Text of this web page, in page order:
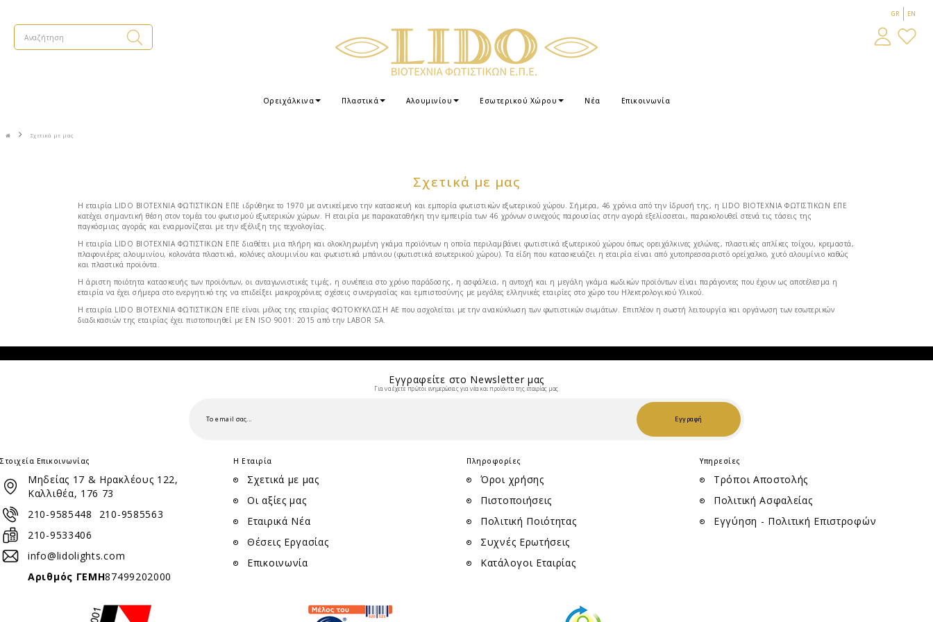
GR EN
Ορειχάλκινα Πλαστικά Αλουμινίου Εσωτερικού Χώρου Νέα Επικοινωνία
Σχετικά με μας
σχετικά με μας
Η εταιρία LIDO BIOTEXNIA ΦΩΤΙΣΤΙΚΩΝ ΕΠΕ ιδρύθηκε το 1970 με αντικείμενο την κατασκευή και εμπορία φωτιστικών εξωτερικού χώρου. Σήμερα, 46 χρόνια από την ίδρυσή της, η LIDO BIOTEXNIA ΦΩΤΙΣΤΙΚΩΝ ΕΠΕ
κατέχει σημαντική θέση στον τομέα του φωτισμού εξωτερικών χώρων. Η εταιρία με παρακαταθήκη την εμπειρία των 46 χρόνων συνεχούς παρουσίας στην αγορά εξελίσσεται, παρακολουθεί στενά τις τάσεις της
παγκόσμιας αγοράς και εναρμονίζεται με την εξέλιξη της τεχνολογίας.
Η εταιρία LIDO ΒΙΟΤΕΧΝΙΑ ΦΩΤΙΣΤΙΚΩΝ ΕΠΕ διαθέτει μια πλήρη και ολοκληρωμένη γκάμα προϊόντων η οποία περιλαμβάνει φωτιστικά εξωτερικού χώρου όπως ορειχάλκινες χελώνες, πλαστικές απλίκες τοίχου, κρεμαστά,
πλαφονιέρες αλουμινίου, κολονάτα πλαστικά, κολόνες αλουμινίου και φωτιστικά μπάνιου (φωτιστικά εσωτερικού χώρου). Τα είδη που κατασκευάζει η εταιρία είναι από χυτοπρεσσαριστό ορείχαλκο, χυτό αλουμίνιο καθώς
και πλαστικά προϊόντα.
Η άριστη ποιότητα κατασκευής των προϊόντων, οι ανταγωνιστικές τιμές, η συνέπεια στο χρόνο παράδοσης, η ασφάλεια, η αντοχή και η μεγάλη γκάμα κωδικών προϊόντων είναι παράγοντες που έχουν ως αποτέλεσμα η
εταιρία να έχει σήμερα στο ενεργητικό της να επιδείξει μακροχρόνιες σχέσεις συνεργασίας και εμπιστοσύνης με μεγάλες ελληνικές εταιρίες στο χώρο του Ηλεκτρολογικού Υλικού.
Η εταιρία LIDO BIOTEXNIA ΦΩΤΙΣΤΙΚΩΝ ΕΠΕ είναι μέλος της εταιρίας ΦΩΤΟΚΥΚΛΩΣΗ ΑΕ που ασχολείται με την ανακύκλωση των φωτιστικών σωμάτων. Επιπλέον η σωστή λειτουργία και οργάνωση των εσωτερικών
διαδικασιών της εταιρίας έχει πιστοποιηθεί με EN ISO 9001: 2015 από την LABOR SA.
Εγγραφείτε στο Νewsletter μας
Για να έχετε πρώτοι ενημερώσεις για νέα και προίόντα της εταιρίας μας
Εγγραφή
Στοιχεία Επικοινωνίας
Μηδείας 17 & Ηρακλέους 122,
Καλλιθέα, 176 73
210-9585448
210-9585563
210-9533406
info@lidolights.com
Αριθμός ΓΕΜΗ87499202000
Η Εταιρία
Σχετικά με μας
Οι αξίες μας
Εταιρικά Νέα
Θέσεις Εργασίας
Επικοινωνία
Πληροφορίες
Όροι χρήσης
Πιστοποιήσεις
Πολιτική Ποιότητας
Συχνές Ερωτήσεις
Κατάλογοι Εταιρίας
Υπηρεσίες
Τρόποι Αποστολής
Πολιτική Ασφαλείας
Εγγύηση - Πολιτική Επιστροφών